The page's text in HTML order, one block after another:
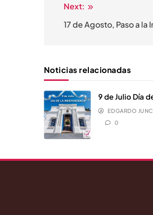
Navegación
de
Next:
17 de Agosto, Paso a
Noticias relacionadas
9 de Julio Día
EDGARDO
0